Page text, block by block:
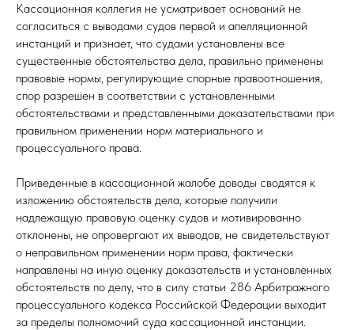
Кассационная коллегия не усматривает оснований не
согласиться с выводами судов первой и апелляционной
инстанций и признает, что судами установлены все
существенные обстоятельства дела, правильно применены
правовые нормы, регулирующие спорные правоотношения,
спор разрешен в соответствии с установленными
обстоятельствами и представленными доказательствами при
правильном применении норм материального и
процессуального права.
Приведенные в кассационной жалобе доводы сводятся к
изложению обстоятельств дела, которые получили
надлежащую правовую оценку судов и мотивированно
отклонены, не опровергают их выводов, не свидетельствуют
о неправильном применении норм права, фактически
направлены на иную оценку доказательств и установленных
обстоятельств по делу, что в силу статьи 286 Арбитражного
процессуального кодекса Российской Федерации выходит
за пределы полномочий суда кассационной инстанции.